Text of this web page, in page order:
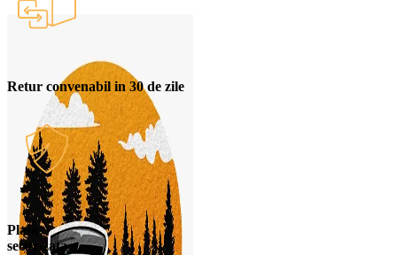
Retur convenabil in 30 de zile
Plata
securizata